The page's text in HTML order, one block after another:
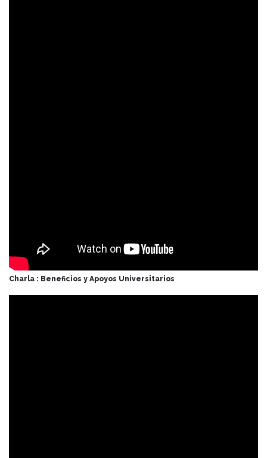
Charla : Beneficios y Apoyos Universitarios